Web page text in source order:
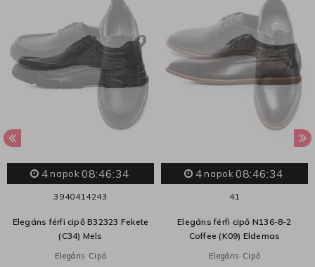
4 napok 08:46:33
394041 4243
Elegáns férfi cipő B32323 Fekete
(C34) Mels
Elegáns Cipő
4 napok 08:46:33
41
Elegáns férfi cipő N136-8-2
Coffee (K09) Eldemas
Elegáns Cipő